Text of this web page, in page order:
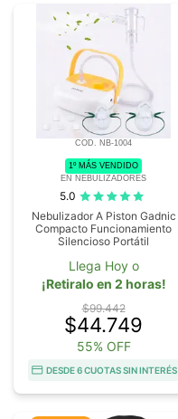
COD. NB-1004
1º MÁS VENDIDO
EN NEBULIZADORES
5.0
Nebulizador A Piston Gadnic
Compacto Funcionamiento
Silencioso Portátil
Llega Hoy o
¡Retiralo en 2 horas!
$99.442
$44.749
55% OFF
DESDE 6 CUOTAS SIN INTERÉS